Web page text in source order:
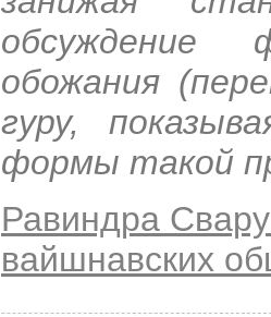
обсуждение
обожания
гуру,
формы такой
Равиндра
вайшнавских